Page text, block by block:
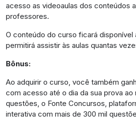
acesso as videoaulas dos conteúdos
professores.
O conteúdo do curso ficará disponível
permitirá assistir às aulas quantas
Bônus:
Ao adquirir o curso, você também
com acesso até o dia da sua prova ao
questões, o Fonte Concursos,
interativa com mais de 300 mil